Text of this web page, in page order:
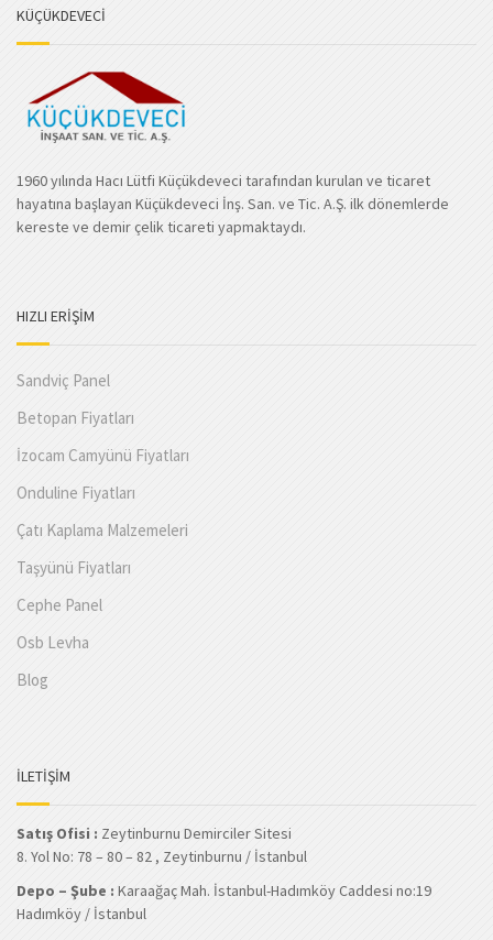
KÜÇÜKDEVECİ
1960 yılında Hacı Lütfi Küçükdeveci tarafından kurulan ve ticaret
hayatına başlayan Küçükdeveci İnş. San. ve Tic. A.Ş. ilk dönemlerde
kereste ve demir çelik ticareti yapmaktaydı.
HIZLI ERİŞİM
Sandviç Panel
Betopan Fiyatları
İzocam Camyünü Fiyatları
Onduline Fiyatları
Çatı Kaplama Malzemeleri
Taşyünü Fiyatları
Cephe Panel
Osb Levha
Blog
İLETİŞİM
Satış Ofisi : Zeytinburnu Demirciler Sitesi
8. Yol No: 78 – 80 – 82 , Zeytinburnu / İstanbul
Depo – Şube : Karaağaç Mah. İstanbul-Hadımköy Caddesi no:19
Hadımköy / İstanbul